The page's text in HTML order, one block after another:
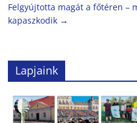
Felgyújtotta magát a főtéren –
kapaszkodik →
Lapjaink